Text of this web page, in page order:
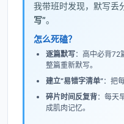
我带班时发现，默写丢
写”。
怎么死磕？
逐篇默写：高中必背72
整篇重新默写。
建立“易错字清单”：把
碎片时间反复背：每天
成肌肉记忆。